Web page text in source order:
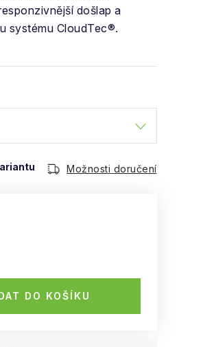
došlap a
​​systému CloudTec®.
Možnosti doručení
DO KOŠÍKU